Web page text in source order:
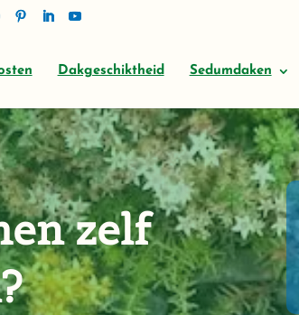
Dakgeschiktheid Sedumdaken
zelf